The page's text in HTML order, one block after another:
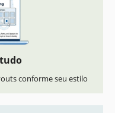
conforme seu estilo